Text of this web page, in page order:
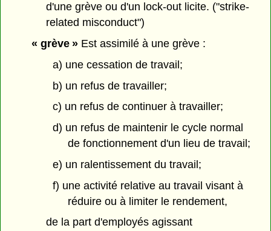
d'une grève ou d'un lock-out licite. ("strike-
related misconduct")
« grève »Est assimilé à une grève :
a) une cessation de travail;
b) un refus de travailler;
c) un refus de continuer à travailler;
d) un refus de maintenir le cycle normal
de fonctionnement d'un lieu de travail;
e) un ralentissement du travail;
f) une activité relative au travail visant à
réduire ou à limiter le rendement,
de la part d'employés agissant